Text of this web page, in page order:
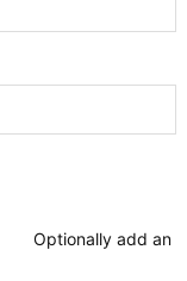
Optionally add an